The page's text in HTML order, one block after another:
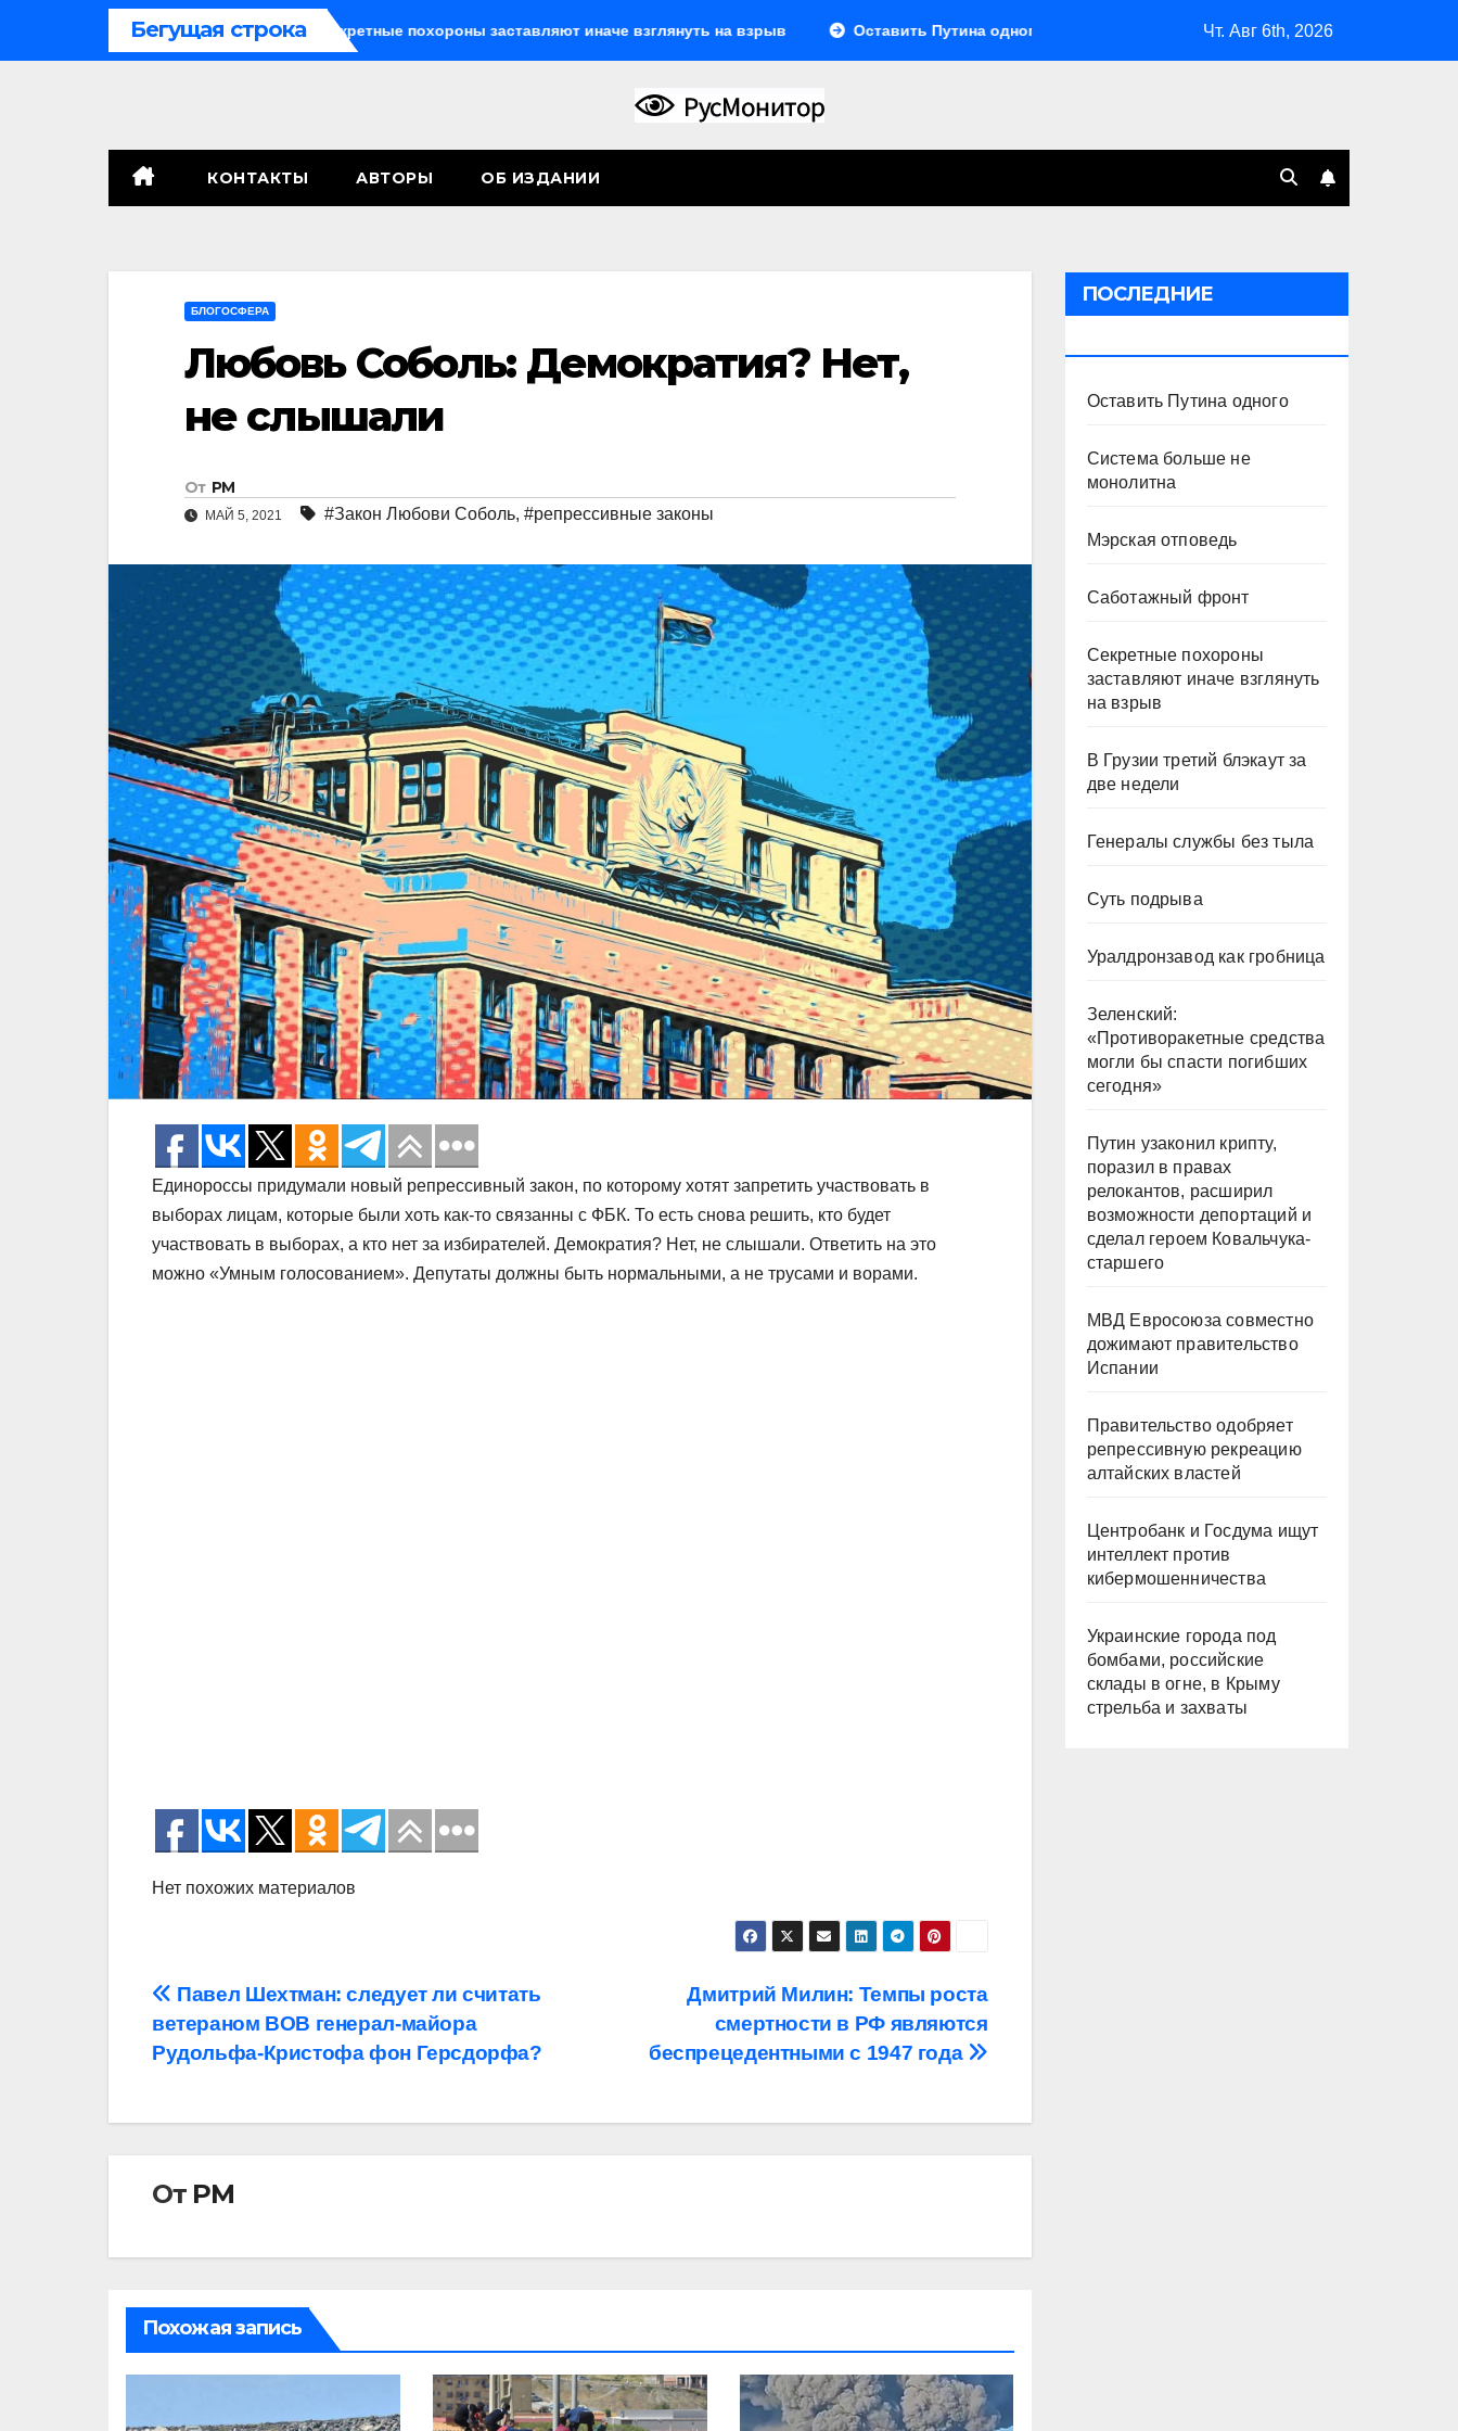
Бегущая строка
Саботажный фронт Секретные похороны заставляют иначе взглянуть на взрыв Оставить Путина одного Система больше не монолитна Мэрская
Чт. Авг 6th, 2026
КОНТАКТЫ АВТОРЫ ОБ ИЗДАНИИ
БЛОГОСФЕРА
Любовь Соболь: Демократия? Нет,
не слышали
От РМ
МАЙ 5, 2021 #Закон Любови Соболь, #репрессивные законы
Единороссы придумали новый репрессивный закон, по которому хотят запретить участвовать в
выборах лицам, которые были хоть как-то связанны с ФБК. То есть снова решить, кто будет
участвовать в выборах, а кто нет за избирателей. Демократия? Нет, не слышали. Ответить на это
можно «Умным голосованием». Депутаты должны быть нормальными, а не трусами и ворами.
Нет похожих материалов
Навигация
по
Дмитрий Милин: Темпы роста
смертности в РФ являются
беспрецедентными с 1947 года
Павел Шехтман: следует ли считать
ветераном ВОВ генерал-майора
Рудольфа-Кристофа фон Герсдорфа?
От РМ
Похожая запись
ПОСЛЕДНИЕ
Оставить Путина одного
Система больше не
монолитна
Мэрская отповедь
Саботажный фронт
Секретные похороны
заставляют иначе взглянуть
на взрыв
В Грузии третий блэкаут за
две недели
Генералы службы без тыла
Суть подрыва
Уралдронзавод как гробница
Зеленский:
«Противоракетные средства
могли бы спасти погибших
сегодня»
Путин узаконил крипту,
поразил в правах
релокантов, расширил
возможности депортаций и
сделал героем Ковальчука-
старшего
МВД Евросоюза совместно
дожимают правительство
Испании
Правительство одобряет
репрессивную рекреацию
алтайских властей
Центробанк и Госдума ищут
интеллект против
кибермошенничества
Украинские города под
бомбами, российские
склады в огне, в Крыму
стрельба и захваты